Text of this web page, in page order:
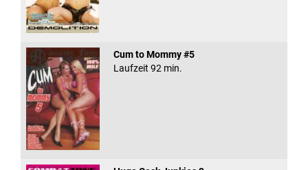
Cum to Mommy #5
Laufzeit 92 min.